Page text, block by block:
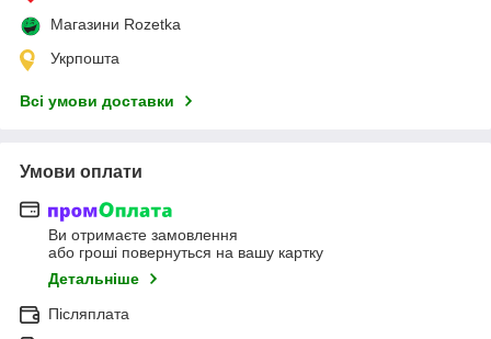
Магазини Rozetka
Укрпошта
Всі умови доставки
Умови оплати
Ви отримаєте замовлення
або гроші повернуться на вашу картку
Детальніше
Післяплата